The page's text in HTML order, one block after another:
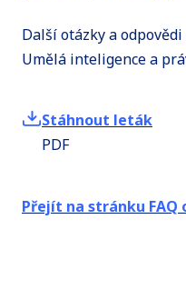
Další otázky a
Umělá inteligence a
Stáhnout leták
PDF
Přejít na stránku